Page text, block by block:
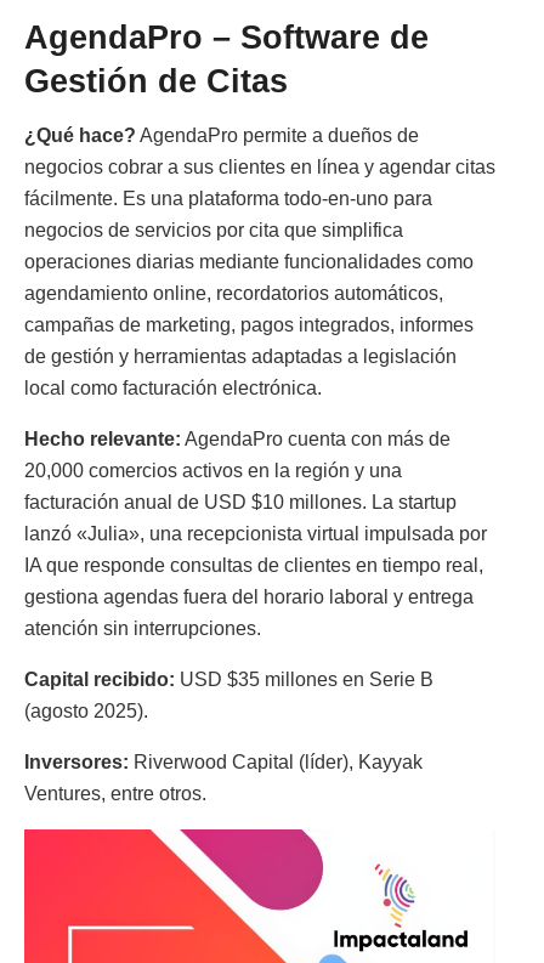
AgendaPro – Software de
Gestión de Citas
¿Qué hace? AgendaPro permite a dueños de
negocios cobrar a sus clientes en línea y agendar citas
fácilmente. Es una plataforma todo-en-uno para
negocios de servicios por cita que simplifica
operaciones diarias mediante funcionalidades como
agendamiento online, recordatorios automáticos,
campañas de marketing, pagos integrados, informes
de gestión y herramientas adaptadas a legislación
local como facturación electrónica.
Hecho relevante: AgendaPro cuenta con más de
20,000 comercios activos en la región y una
facturación anual de USD $10 millones. La startup
lanzó «Julia», una recepcionista virtual impulsada por
IA que responde consultas de clientes en tiempo real,
gestiona agendas fuera del horario laboral y entrega
atención sin interrupciones.
Capital recibido: USD $35 millones en Serie B
(agosto 2025).
Inversores: Riverwood Capital (líder), Kayyak
Ventures, entre otros.